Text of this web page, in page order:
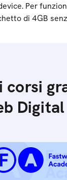
Per
di 4GB
corsi